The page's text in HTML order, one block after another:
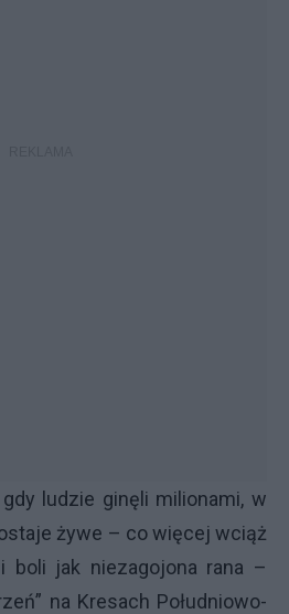
ludzie ginęli milionami, w
żywe – co więcej wciąż
boli jak niezagojona rana –
na Kresach Południowo-